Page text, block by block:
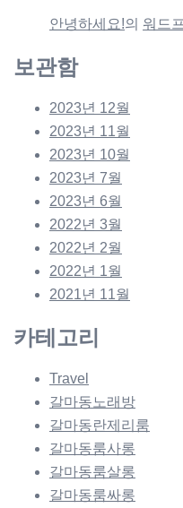
안녕하세요!의 워드
보관함
2023년 12월
2023년 11월
2023년 10월
2023년 7월
2023년 6월
2022년 3월
2022년 2월
2022년 1월
2021년 11월
카테고리
Travel
갈마동노래방
갈마동란제리룸
갈마동룸사롱
갈마동룸살롱
갈마동룸싸롱